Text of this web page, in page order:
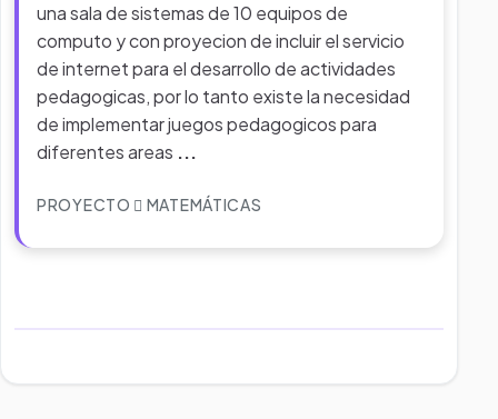
una sala de sistemas de 10 equipos de
computo y con proyecion de incluir el servicio
de internet para el desarrollo de actividades
pedagogicas, por lo tanto existe la necesidad
de implementar juegos pedagogicos para
diferentes areas ...
PROYECTO MATEMÁTICAS